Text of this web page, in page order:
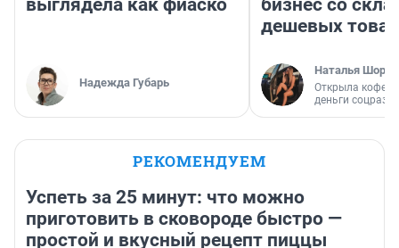
выглядела как фиаско
Надежда Губарь
бизнес со
дешевых
Наталья
Открыла
деньги
РЕКОМЕНДУЕМ
Успеть за 25 минут: что можно
приготовить в сковороде быстро —
простой и вкусный рецепт пиццы